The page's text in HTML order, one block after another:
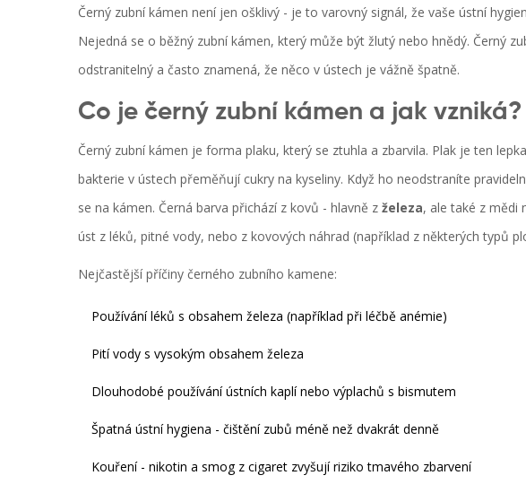
Černý zubní kámen není jen ošklivý - je to varovný signál, že vaše ústní
Nejedná se o běžný zubní kámen, který může být žlutý nebo hnědý. Černý
odstranitelný a často znamená, že něco v ústech je vážně špatně.
Co je černý zubní kámen a jak vzniká?
Černý zubní kámen je forma plaku, který se ztuhla a zbarvila. Plak je ten
bakterie v ústech přeměňují cukry na kyseliny. Když ho neodstraníte
se na kámen. Černá barva přichází z kovů - hlavně z železa, ale také z mědi
úst z léků, pitné vody, nebo z kovových náhrad (například z některých typů
Nejčastější příčiny černého zubního kamene:
Používání léků s obsahem železa (například při léčbě anémie)
Pití vody s vysokým obsahem železa
Dlouhodobé používání ústních kaplí nebo výplachů s bismutem
Špatná ústní hygiena - čištění zubů méně než dvakrát denně
Kouření - nikotin a smog z cigaret zvyšují riziko tmavého zbarvení